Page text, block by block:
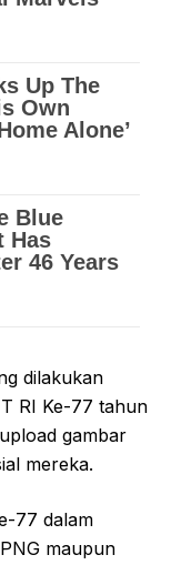
dilakukan
RI Ke-77 tahun
gambar
mereka.
77 dalam
maupun